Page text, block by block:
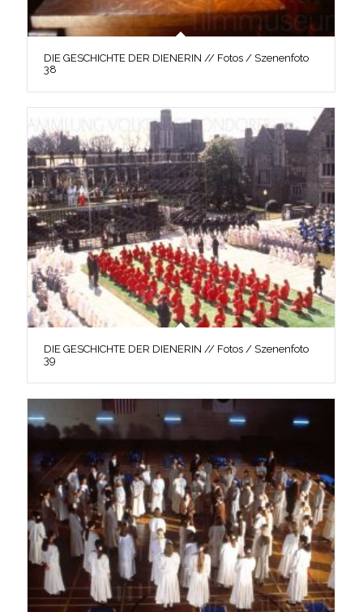
DIE GESCHICHTE DER DIENERIN // Fotos / Szenenfoto
38
DIE GESCHICHTE DER DIENERIN // Fotos / Szenenfoto
39